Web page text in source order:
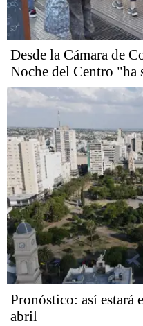
Desde la Cámara de
Noche del Centro
Pronóstico: así estará
abril